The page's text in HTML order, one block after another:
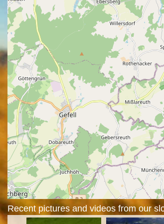
Recent pictures and videos from our